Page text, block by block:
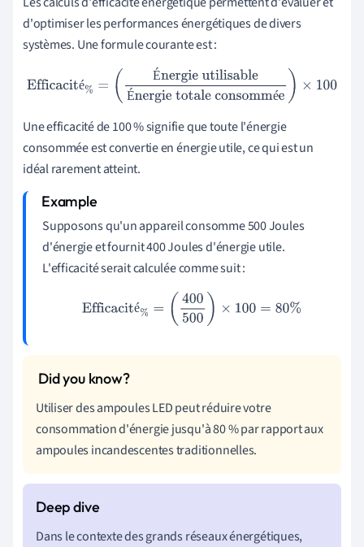
d'optimiser les performances énergétiques de divers
systèmes. Une formule courante est :
é
É
É é
Efficacité % Énergie utilisableÉnergie totale
consommée)×100
Une efficacité de 100 % signifie que toute l'énergie
consommée est convertie en énergie utile, ce qui est un
idéal rarement atteint.
Supposons qu'un appareil consomme 500 Joules
d'énergie et fournit 400 Joules d'énergie utile.
L'efficacité serait calculée comme suit :
é
Efficacité% =( 400500 ×100=80%
Utiliser des ampoules LED peut réduire votre
consommation d'énergie jusqu'à 80 % par rapport aux
ampoules incandescentes traditionnelles.
Dans le contexte des grands réseaux énergétiques,